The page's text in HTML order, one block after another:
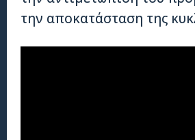
την αποκατάσταση της